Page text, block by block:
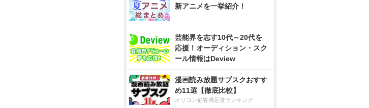
新アニメを一挙紹介！
芸能界を志す10代～20代を
応援！オーディション・スク
ール情報はDeview
漫画読み放題サブスクおすす
め11選【徹底比較】
オリコン顧客満足度ランキング